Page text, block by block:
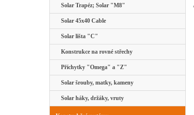
Solar Trapéz; Solar "M8"
Solar 45x40 Cable
Solar lišta "C"
Konstrukce na rovné střechy
Příchytky "Omega" a "Z"
Solar šrouby, matky, kameny
Solar háky, držáky, vruty